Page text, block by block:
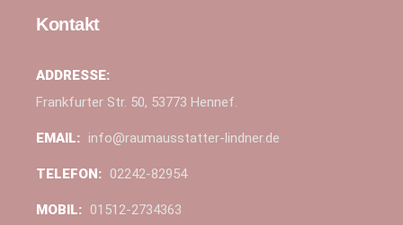
Kontakt
ADDRESSE:
Frankfurter Str. 50, 53773 Hennef.
EMAIL: info@raumausstatter-lindner.de
TELEFON: 02242-82954
MOBIL: 01512-2734363